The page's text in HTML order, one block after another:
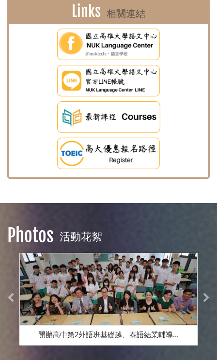
Links 相關連結
Photos 活動花絮
開辦高中第2外語班基礎越、泰語結業輔導...